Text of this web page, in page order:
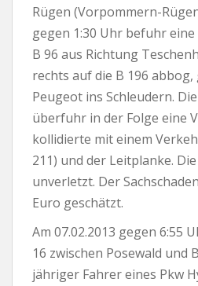
Rügen (Vorpommern-
gegen 1:30 Uhr befuhr eine
B 96 aus Richtung
rechts auf die B 196
Peugeot ins Schleudern.
überfuhr in der Folge eine
kollidierte mit einem
211) und der Leitplanke.
unverletzt. Der
Euro geschätzt.
Am 07.02.2013 gegen 6:55
16 zwischen Posewald und
jähriger Fahrer eines Pkw